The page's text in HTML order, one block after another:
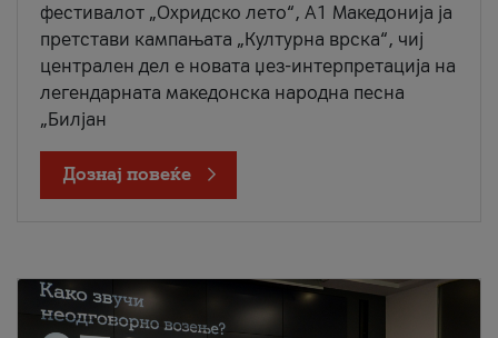
фестивалот „Охридско лето“, А1 Македонија ја
претстави кампањата „Културна врска“, чиј
централен дел е новата џез-интерпретација на
легендарната македонска народна песна
„Билјан
Дознај повеќе